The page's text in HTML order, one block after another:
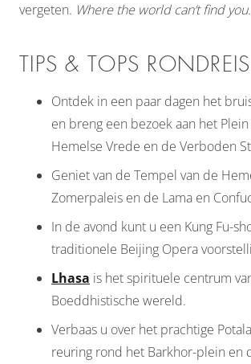
vergeten. Where the world can’t find
TIPS & TOPS
Ontdek in een paar dagen het
en breng een bezoek aan het
Hemelse Vrede en de Verboden
Geniet van de Tempel van de
Zomerpaleis en de Lama en
In de avond kunt u een Kung Fu-
traditionele Beijing Opera
Lhasa is het spirituele centrum
Boeddhistische wereld.
Verbaas u over het prachtige
reuring rond het Barkhor-plein en